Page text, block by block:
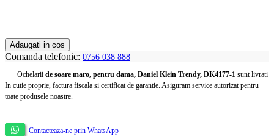
Adaugati in cos
Comanda telefonic: 0756 038 888
Ochelarii de soare maro, pentru dama, Daniel Klein Trendy, DK4177-1 sunt livrati
In cutie proprie, factura fiscala si certificat de garantie. Asiguram service autorizat pentru
toate produsele noastre.
Contacteaza-ne prin WhatsApp